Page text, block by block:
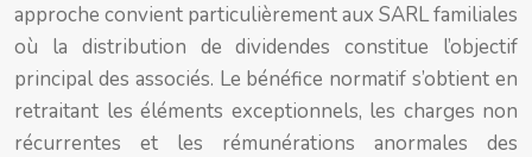
approche convient particulièrement aux SARL familiales
où la distribution de dividendes constitue l’objectif
principal des associés. Le bénéfice normatif s’obtient en
retraitant les éléments exceptionnels, les charges non
récurrentes et les rémunérations anormales des